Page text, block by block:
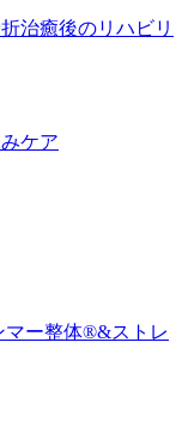
治癒後のリハビリ
ケア
マー整体®︎&ストレ